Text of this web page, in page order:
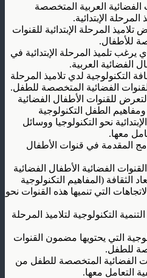
الفضائية العربية المتخصصة
الإبتدائية.
المرحلة الإبتدائية للقنوات
للأطفال.
تلميذ المرحلة الإبتدائية في
الفضائية العربية.
التكنولوجية لدي تلاميذ المرحلة
للقنوات الفضائية المتخصصة للطفل.
للقنوات الأطفال الفضائية
الطفل التكنولوجية
نحو التكنولوجيا ووسائل
معها.
المقدمة في قنوات الأطفال
الفضائية الأطفال الفضائية
الثقافة (المفاهيم التكنولوجية
التي تنميها هذه القنوات نحو
التكنولوجية لتلاميذ المرحلة
التي يحتويها مضمون القنوات
للطفل.
الفضائية المتخصصة للطفل من
التعامل معها.